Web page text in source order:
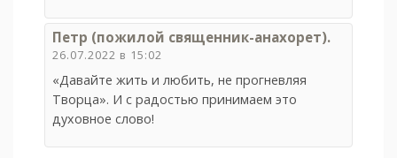
Петр (пожилой священник-анахорет).
26.07.2022 в 15:02
«Давайте жить и любить, не прогневляя
Творца». И с радостью принимаем это
духовное слово!